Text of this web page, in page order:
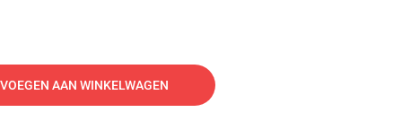
AAN WINKELWAGEN